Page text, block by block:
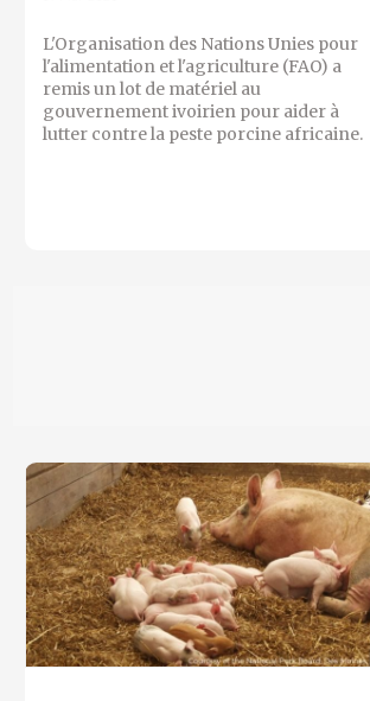
L'Organisation des Nations Unies pour
l'alimentation et l'agriculture (FAO) a
remis un lot de matériel au
gouvernement ivoirien pour aider à
lutter contre la peste porcine africaine.